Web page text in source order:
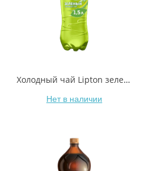
Холодный чай Lipton зеленый 1,5 л
Нет в наличии